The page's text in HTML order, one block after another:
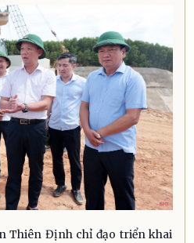
Thiên Định chỉ đạo triển khai